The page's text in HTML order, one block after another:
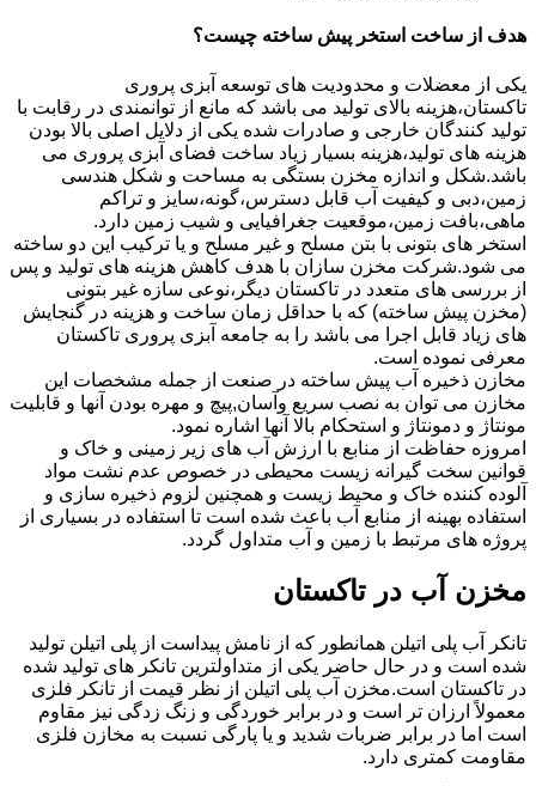
هدف از ساخت استخر پیش ساخته چیست؟
یکی از معضلات و محدودیت های توسعه آبزی پروری
تاکستان،هزینه بالای تولید می باشد که مانع از توانمندی در رقابت با
تولید کنندگان خارجی و صادرات شده یکی از دلایل اصلی بالا بودن
هزینه های تولید،هزینه بسیار زیاد ساخت فضای آبزی پروری می
باشد.شکل و اندازه مخزن بستگی به مساحت و شکل هندسی
زمین،دبی و کیفیت آب قابل دسترس،گونه،سایز و تراکم
ماهی،بافت زمین،موقعیت جغرافیایی و شیب زمین دارد.
استخر های بتونی با بتن مسلح و غیر مسلح و یا ترکیب این دو ساخته
می شود.شرکت مخزن سازان با هدف کاهش هزینه های تولید و پس
از بررسی های متعدد در تاکستان دیگر،نوعی سازه غیر بتونی
(مخزن پیش ساخته) که با حداقل زمان ساخت و هزینه در گنجایش
های زیاد قابل اجرا می باشد را به جامعه آبزی پروری تاکستان
معرفی نموده است.
مخازن ذخیره آب پیش ساخته در صنعت از جمله مشخصات این
مخازن می توان به نصب سریع وآسان,پیچ و مهره بودن آنها و قابلیت
مونتاژ و دمونتاژ و استحکام بالا آنها اشاره نمود.
امروزه حفاظت از منابع با ارزش آب های زیر زمینی و خاک و
قوانین سخت گیرانه زیست محیطی در خصوص عدم نشت مواد
آلوده کننده خاک و محیط زیست و همچنین لزوم ذخیره سازی و
استفاده بهینه از منابع آب باعث شده است تا استفاده در بسیاری از
پروژه های مرتبط با زمین و آب متداول گردد.
مخزن آب در تاکستان
تانکر آب پلی اتیلن همانطور که از نامش پیداست از پلی اتیلن تولید
شده است و در حال حاضر یکی از متداولترین تانکر های تولید شده
در تاکستان است.مخزن آب پلی اتیلن از نظر قیمت از تانکر فلزی
معمولاً ارزان تر است و در برابر خوردگی و زنگ زدگی نیز مقاوم
است اما در برابر ضربات شدید و یا پارگی نسبت به مخازن فلزی
مقاومت کمتری دارد.